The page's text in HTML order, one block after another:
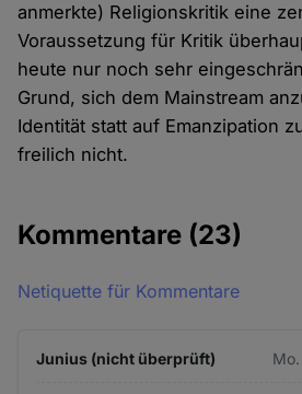
anmerkte) Religionskritik eine
Voraussetzung für Kritik
heute nur noch sehr
Grund, sich dem Mainstream
Identität statt auf Emanzipation
freilich nicht.
Kommentare (23)
Netiquette für Kommentare
Junius (nicht überprüft)